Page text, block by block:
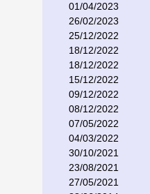
01/04/2023
26/02/2023
25/12/2022
18/12/2022
18/12/2022
15/12/2022
09/12/2022
08/12/2022
07/05/2022
04/03/2022
30/10/2021
23/08/2021
27/05/2021